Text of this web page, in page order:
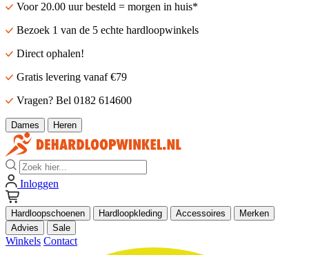
Voor 20.00 uur besteld = morgen in huis*
Bezoek 1 van de 5 echte hardloopwinkels
Direct ophalen!
Gratis levering vanaf €79
Vragen? Bel 0182 614600
Dames Heren
Zoek
Inloggen
Hardloopschoenen Hardloopkleding Accessoires
Merken
Advies
Sale
Winkels Contact